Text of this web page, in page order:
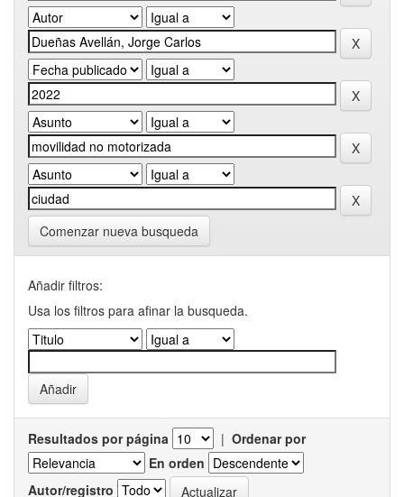
Comenzar nueva busqueda
Añadir filtros:
Usa los filtros para afinar la busqueda.
Resultados por página | Ordenar por
En orden
Autor/registro